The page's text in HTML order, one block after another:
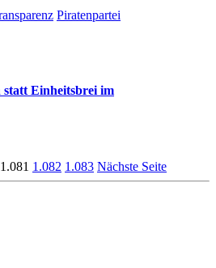
Piratenpartei
Einheitsbrei im
1.081 1.082 1.083 Nächste Seite